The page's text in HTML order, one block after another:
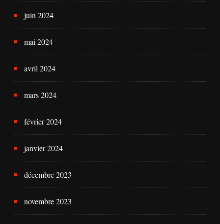
juin 2024
mai 2024
avril 2024
mars 2024
février 2024
janvier 2024
décembre 2023
novembre 2023